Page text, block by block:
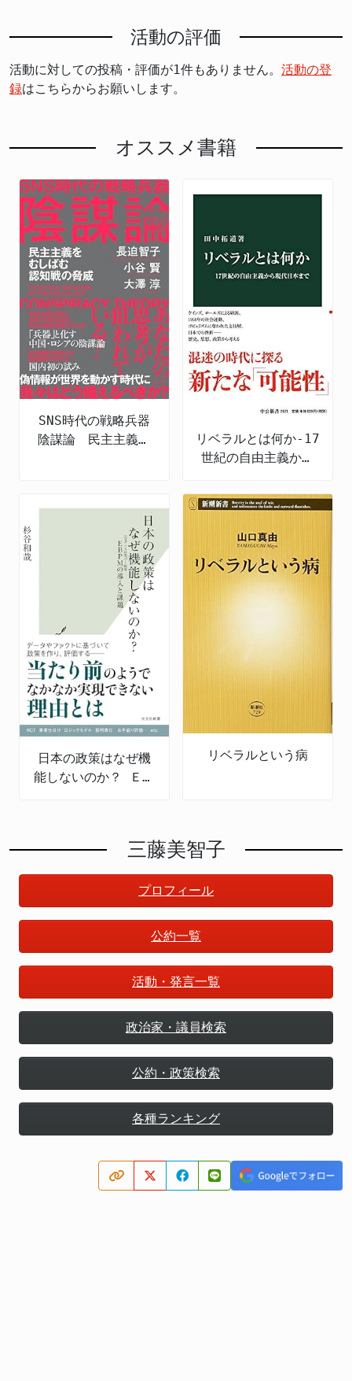
活動の評価
活動に対しての投稿・評価が1件もありません。 活動の登
録はこちらからお願いします。
オススメ書籍
SNS時代の戦略兵器
陰謀論 民主主義を
リベラルとは何か-17
世紀の自由主義から
日本の政策はなぜ機
能しないのか？ ＥＢ
リベラルという病
三藤美智子
プロフィール
公約一覧
活動・発言一覧
政治家・議員検索
公約・政策検索
各種ランキング